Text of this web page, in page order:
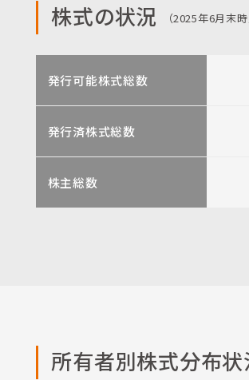
株式の状況 （2025年6月末時
発行可能株式総数
発行済株式総数
株主総数
所有者別株式分布状